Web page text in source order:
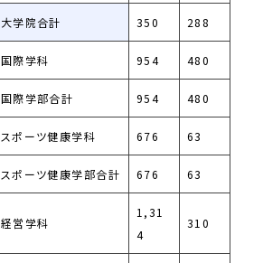
大学院合計 350 288
国際学科 954 480
国際学部合計 954 480
スポーツ健康学科 676 63
スポーツ健康学部合計 676 63
経営学科
1,31
4
310